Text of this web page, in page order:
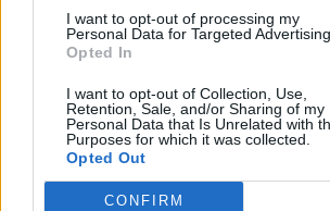
I want to opt-out of processing my
Personal Data for Targeted Advertising.
Opted In
I want to opt-out of Collection, Use,
Retention, Sale, and/or Sharing of my
Personal Data that Is Unrelated with
Purposes for which it was collected.
Opted Out
CONFIRM
Žinios | Lietuvos diena
Nuomonės dėl priešlaikinių rinkimų
parlamentarai svaidosi skambiomis
Žinios | Lietuvos diena